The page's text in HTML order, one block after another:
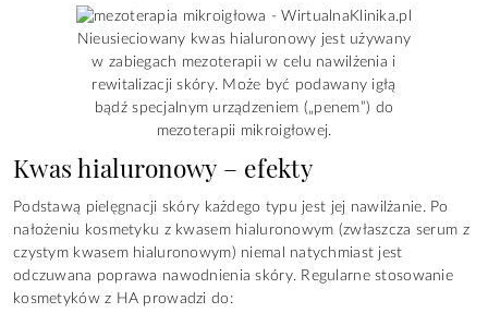
Nieusieciowany kwas hialuronowy jest używany
w zabiegach mezoterapii w celu nawilżenia i
rewitalizacji skóry. Może być podawany igłą
bądź specjalnym urządzeniem („penem”) do
mezoterapii mikroigłowej.
Kwas hialuronowy – efekty
Podstawą pielęgnacji skóry każdego typu jest jej nawilżanie. Po
nałożeniu kosmetyku z kwasem hialuronowym (zwłaszcza serum z
czystym kwasem hialuronowym) niemal natychmiast jest
odczuwana poprawa nawodnienia skóry. Regularne stosowanie
kosmetyków z HA prowadzi do: